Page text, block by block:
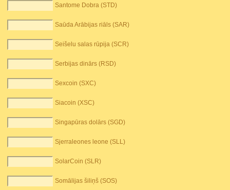
Santome Dobra (STD)
Saūda Arābijas riāls (SAR)
Seišelu salas rūpija (SCR)
Serbijas dinārs (RSD)
Sexcoin (SXC)
Siacoin (XSC)
Singapūras dolārs (SGD)
Sjerraleones leone (SLL)
SolarCoin (SLR)
Somālijas šiliņš (SOS)